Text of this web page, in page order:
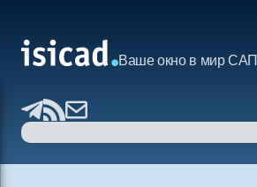
Ваше окно в мир